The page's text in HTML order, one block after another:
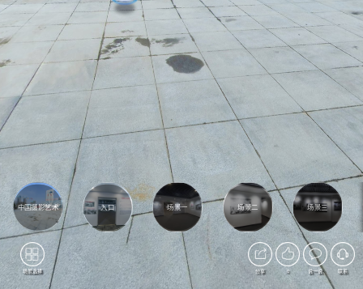
分享 0 说一说 联系
场景选择
中国摄影艺术
馆
入口 场景一 场景二 场景三